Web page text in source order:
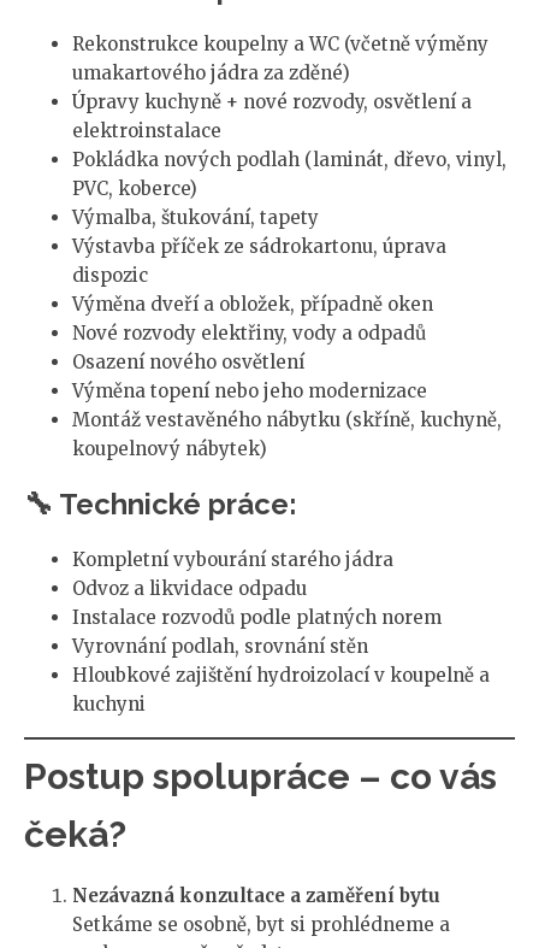
Rekonstrukce koupelny a WC (včetně výměny
umakartového jádra za zděné)
Úpravy kuchyně + nové rozvody, osvětlení a
elektroinstalace
Pokládka nových podlah (laminát, dřevo, vinyl,
PVC, koberce)
Výmalba, štukování, tapety
Výstavba příček ze sádrokartonu, úprava
dispozic
Výměna dveří a obložek, případně oken
Nové rozvody elektřiny, vody a odpadů
Osazení nového osvětlení
Výměna topení nebo jeho modernizace
Montáž vestavěného nábytku (skříně, kuchyně,
koupelnový nábytek)
🔧 Technické práce:
Kompletní vybourání starého jádra
Odvoz a likvidace odpadu
Instalace rozvodů podle platných norem
Vyrovnání podlah, srovnání stěn
Hloubkové zajištění hydroizolací v koupelně a
kuchyni
Postup spolupráce – co vás
čeká?
Nezávazná konzultace a zaměření bytu
Setkáme se osobně, byt si prohlédneme a